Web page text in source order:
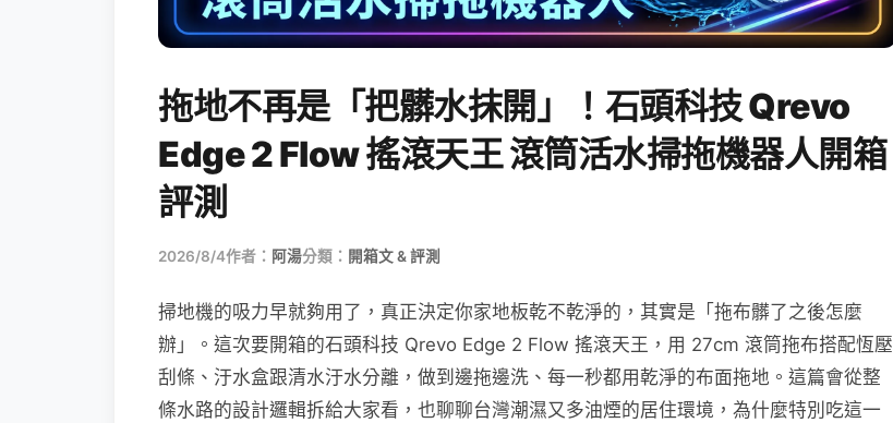
拖地不再是「把髒水抹開」！石頭科技 Qrevo
Edge 2 Flow 搖滾天王 滾筒活水掃拖機器人開箱
評測
2026/8/4作者： 阿湯分類： 開箱文 & 評測
掃地機的吸力早就夠用了，真正決定你家地板乾不乾淨的，其實是「拖布髒了之後怎麼
辦」。這次要開箱的石頭科技 Qrevo Edge 2 Flow 搖滾天王，用 27cm 滾筒拖布搭配恆壓
刮條、汙水盒跟清水汙水分離，做到邊拖邊洗、每一秒都用乾淨的布面拖地。這篇會從整
條水路的設計邏輯拆給大家看，也聊聊台灣潮濕又多油煙的居住環境，為什麼特別吃這一